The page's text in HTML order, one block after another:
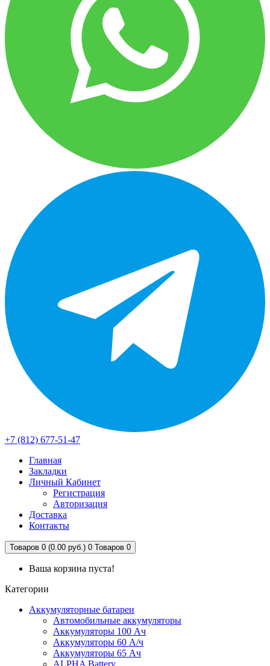
+7 (812) 677-51-47
Главная
Закладки
Личный Кабинет
Регистрация
Авторизация
Доставка
Контакты
Товаров 0 (0.00 руб.) 0 Товаров 0
Ваша корзина пуста!
Категории
Аккумуляторные батареи
Автомобильные аккумуляторы
Аккумуляторы 100 Ач
Аккумуляторы 60 А/ч
Аккумуляторы 65 Ач
ALPHA Battery